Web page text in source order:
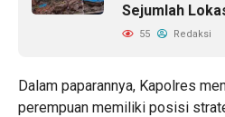
Sejumlah
55 Redaksi
Dalam paparannya, Kapolres
perempuan memiliki posisi